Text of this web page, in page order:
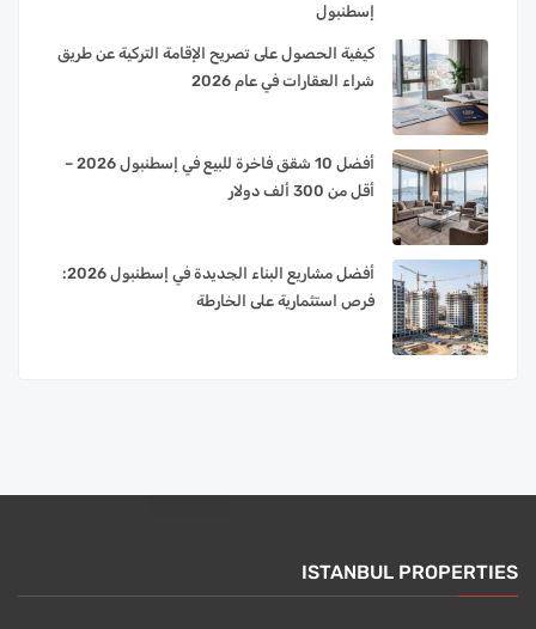
إسطنبول
كيفية الحصول على تصريح الإقامة التركية عن طريق
شراء العقارات في عام 2026
أفضل 10 شقق فاخرة للبيع في إسطنبول 2026 –
أقل من 300 ألف دولار
أفضل مشاريع البناء الجديدة في إسطنبول 2026:
فرص استثمارية على الخارطة
ISTANBUL PROPERTIES